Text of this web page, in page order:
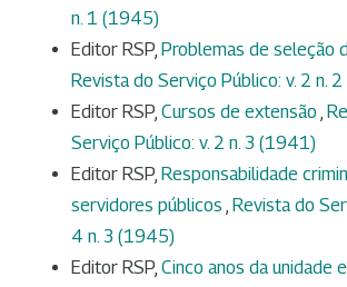
n. 1 (1945)
Editor RSP, Problemas de seleção
Revista do Serviço Público: v. 2 n.
Editor RSP, Cursos de extensão ,
Serviço Público: v. 2 n. 3 (1941)
Editor RSP, Responsabilidade
servidores públicos , Revista do
4 n. 3 (1945)
Editor RSP, Cinco anos da unidade